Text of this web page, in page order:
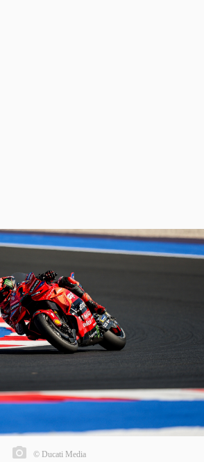
© Ducati Media